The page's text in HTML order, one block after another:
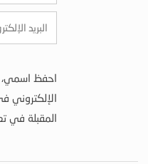
احفظ اسمي،
الإلكتروني
المقبلة في